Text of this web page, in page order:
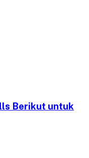
Berikut untuk